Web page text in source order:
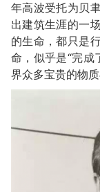
年高波受托为贝
出建筑生涯的一
的生命，都只是
命，似乎是“完
界众多宝贵的物质